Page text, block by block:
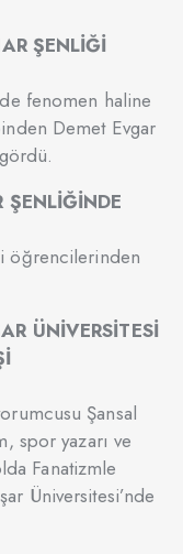
ŞENLİĞİ
fenomen haline
Demet Evgar
ŞENLİĞİNDE
öğrencilerinden
ÜNİVERSİTESİ
Şansal
spor yazarı ve
Fanatizmle
Üniversitesi’nde